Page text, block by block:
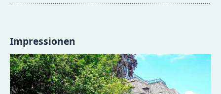
Impressionen